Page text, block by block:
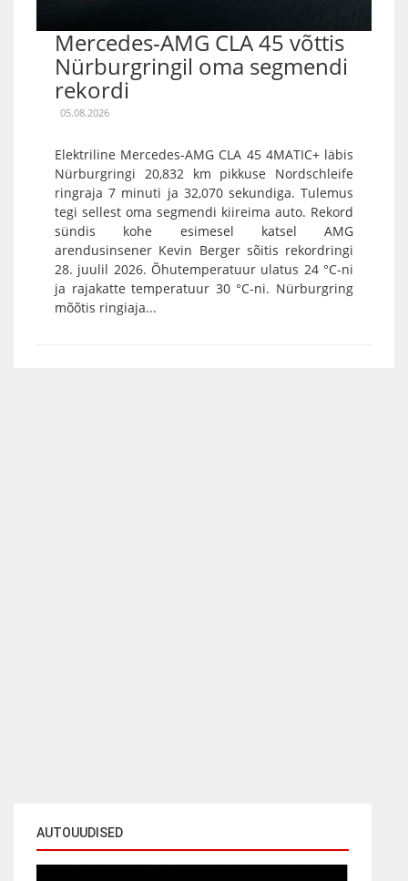
AUTOUUDISED
Mercedes-AMG CLA 45 võttis
Nürburgringil oma segmendi
rekordi
05.08.2026
Elektriline Mercedes-AMG CLA 45 4MATIC+ läbis
Nürburgringi 20,832 km pikkuse Nordschleife
ringraja 7 minuti ja 32,070 sekundiga. Tulemus
tegi sellest oma segmendi kiireima auto. Rekord
sündis kohe esimesel katsel AMG
arendusinsener Kevin Berger sõitis rekordringi
28. juulil 2026. Õhutemperatuur ulatus 24 °C-ni
ja rajakatte temperatuur 30 °C-ni. Nürburgring
mõõtis ringiaja...